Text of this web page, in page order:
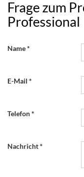
Frage zum
Professional
Name
E-Mail
Telefon
Nachricht